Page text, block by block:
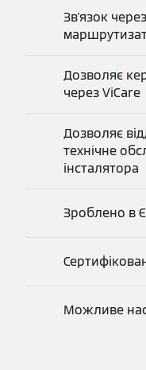
Зв'язок
Дозволяє
через ViCare
Дозволяє
технічне
інсталятора
Зроблено в
Можливе